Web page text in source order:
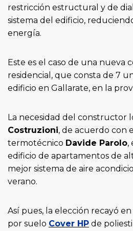
restricción estructural y de
sistema del edificio,
energía.
Este es el caso de una nueva
residencial, que consta de 7
edificio en Gallarate, en la
La necesidad del constructor
Costruzioni, de acuerdo con
termotécnico Davide Parolo,
edificio de apartamentos de
mejor sistema de aire
verano.
Así pues, la elección recayó
por suelo Cover HP de